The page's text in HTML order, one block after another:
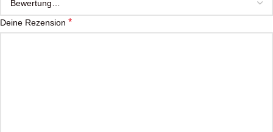
Deine Rezension *